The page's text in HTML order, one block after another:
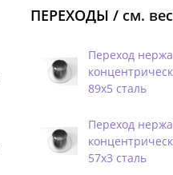
ПЕРЕХОДЫ / см.
Переход
89х5 сталь
Переход
57х3 сталь